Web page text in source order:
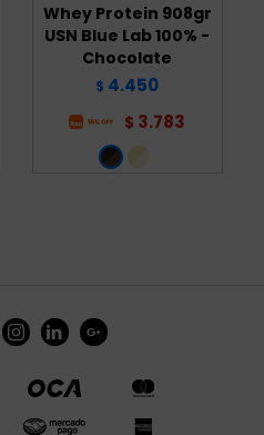
Whey Protein 908gr
USN Blue Lab 100% -
Chocolate
$ 4.450
$ 3.783
  